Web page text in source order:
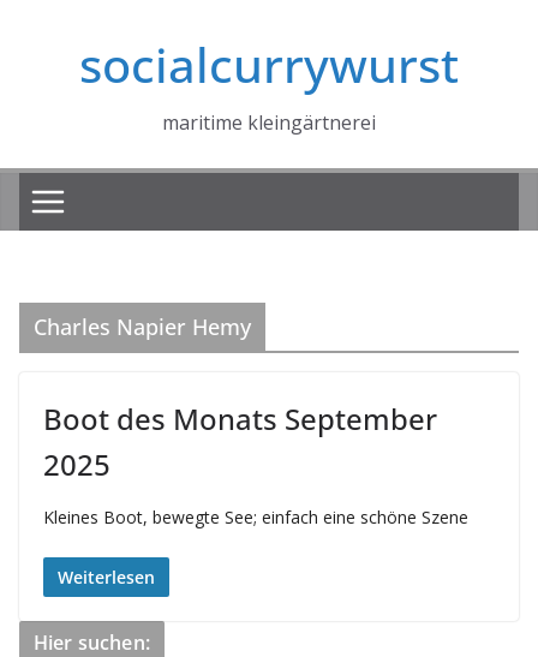
socialcurrywurst
maritime kleingärtnerei
Charles Napier Hemy
Boot des Monats September
2025
Kleines Boot, bewegte See; einfach eine schöne Szene
Weiterlesen
Hier suchen: